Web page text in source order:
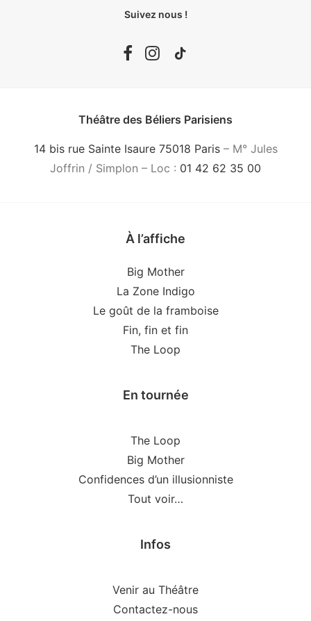
Suivez nous !
Théâtre des Béliers Parisiens
14 bis rue Sainte Isaure 75018 Paris– M° Jules
Joffrin / Simplon – Loc : 01 42 62 35 00
À l’affiche
Big Mother
La Zone Indigo
Le goût de la framboise
Fin, fin et fin
The Loop
En tournée
The Loop
Big Mother
Confidences d’un illusionniste
Tout voir…
Infos
Venir au Théâtre
Contactez-nous